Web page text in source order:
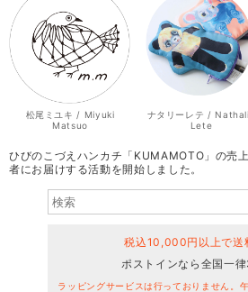
松尾ミユキ / Miyuki
Matsuo
ナタリーレテ /
Lete
ひびのこづえハンカチ「KUMAMOTO」の売
者にお届けする活動を開始しました。
税込10,000円以上で送
ポストインなら全国一
ラッピングサービスは行っておりません。